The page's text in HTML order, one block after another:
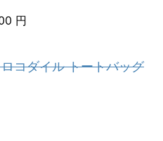
円
コダイル トートバッグ